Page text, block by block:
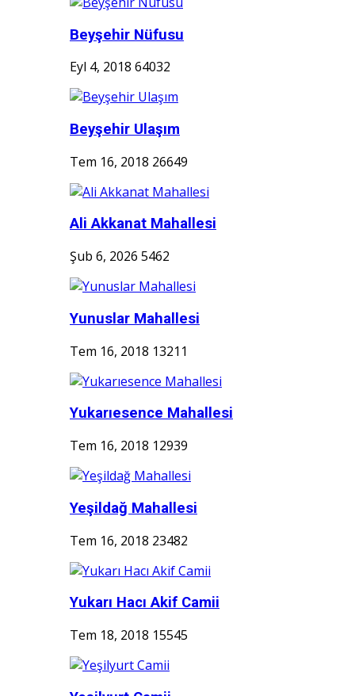
Beyşehir Nüfusu
Eyl 4, 2018 64032
Beyşehir Ulaşım
Tem 16, 2018 26649
Ali Akkanat Mahallesi
Şub 6, 2026 5462
Yunuslar Mahallesi
Tem 16, 2018 13211
Yukarıesence Mahallesi
Tem 16, 2018 12939
Yeşildağ Mahallesi
Tem 16, 2018 23482
Yukarı Hacı Akif Camii
Tem 18, 2018 15545